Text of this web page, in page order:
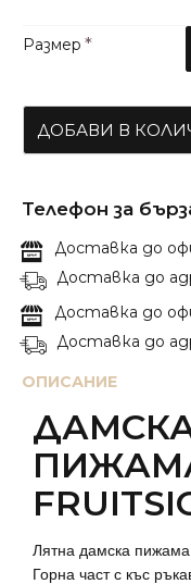
Размер
ДОБАВИ В
Телефон за
Доставка до
Доставка до
Доставка до
Доставка до
ОПИСАНИЕ
Лятна дамска
Горна част с къс